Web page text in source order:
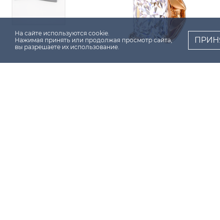
На сайте используются cookie.
Нажимая принять или продолжая просмотр сайта,
вы разрешаете их использование.